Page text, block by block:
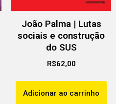
João Palma | Lutas
sociais e construção
do SUS
R$62,00
Adicionar ao carrinho